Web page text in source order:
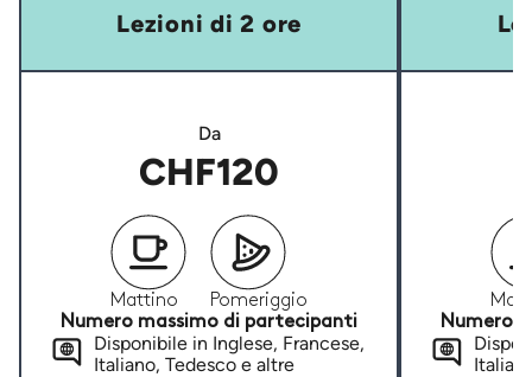
Lezioni di 2 ore
Da
CHF120
Mattino
Pomeriggio
Numero massimo di partecipanti
Disponibile in Inglese, Francese,
Italiano, Tedesco e altre
Numero